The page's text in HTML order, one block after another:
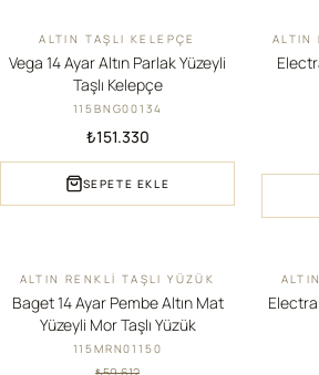
YENI
ALTIN TAŞLI KELEPÇE
Vega 14 Ayar Altın Parlak Yüzeyli
Taşlı Kelepçe
115BNG00134
₺151.330
SEPETE EKLE
ALTIN
İNDIRIM
ALTIN RENKLI TAŞLI YÜZÜK
Baget 14 Ayar Pembe Altın Mat
Yüzeyli Mor Taşlı Yüzük
115MRN01150
Electra